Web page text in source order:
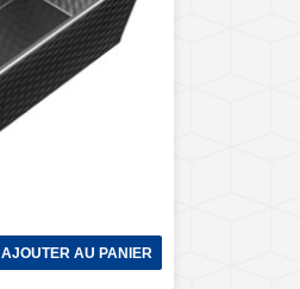
AJOUTER AU PANIER